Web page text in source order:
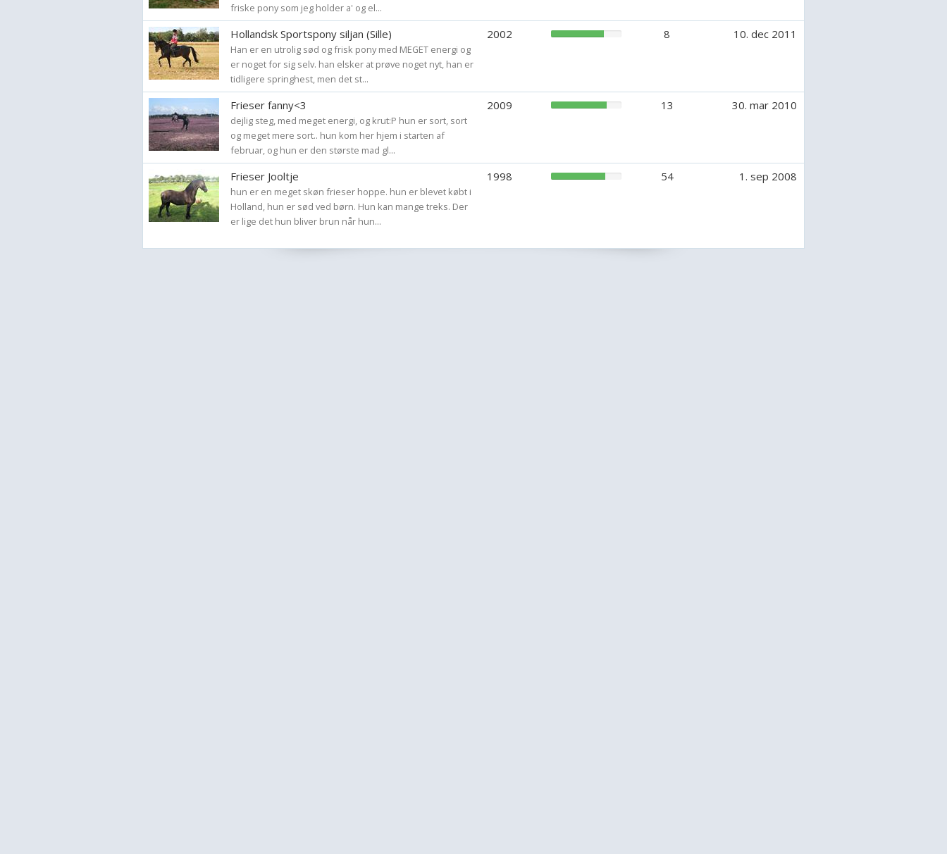
- på 140 ca,
- på 135 ca,
og andre :)
en ged
friske pony som jeg holder a' og el...
Hollandsk Sportspony siljan (Sille)
Han er en utrolig sød og frisk pony med MEGET energi og
er noget for sig selv. han elsker at prøve noget nyt, han er
tidligere springhest, men det st...
2002 8 10. dec 2011
Frieser fanny<3
dejlig steg, med meget energi, og krut:P hun er sort, sort
og meget mere sort.. hun kom her hjem i starten af
februar, og hun er den største mad gl...
2009 13 30. mar 2010
Frieser Jooltje
hun er en meget skøn frieser hoppe. hun er blevet købt i
Holland, hun er sød ved børn. Hun kan mange treks. Der
er lige det hun bliver brun når hun...
1998 54 1. sep 2008